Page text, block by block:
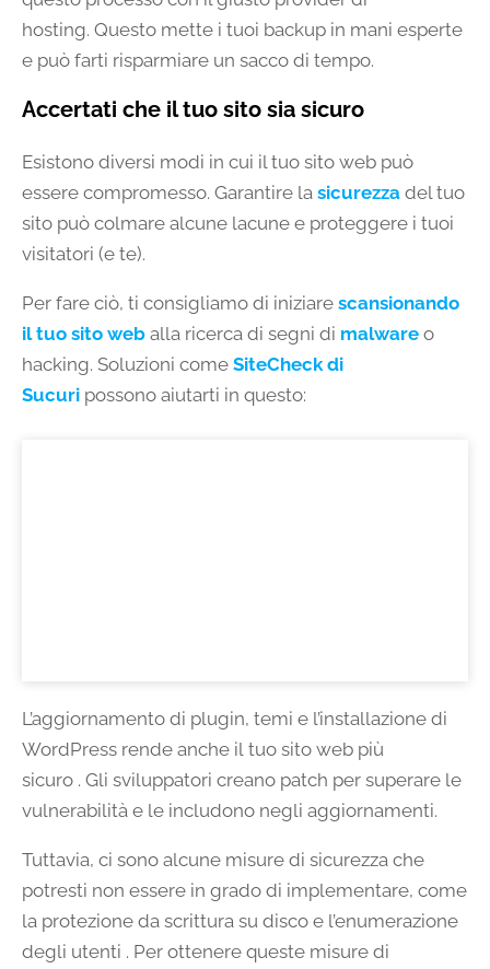
hosting. Questo mette i tuoi backup in mani esperte
e può farti risparmiare un sacco di tempo.
Accertati che il tuo sito sia sicuro
Esistono diversi modi in cui il tuo sito web può
essere compromesso. Garantire la sicurezza del tuo
sito può colmare alcune lacune e proteggere i tuoi
visitatori (e te).
Per fare ciò, ti consigliamo di iniziare scansionando
il tuo sito web alla ricerca di segni di malware o
hacking. Soluzioni come SiteCheck di
Sucuri possono aiutarti in questo:
L’aggiornamento di plugin, temi e l’installazione di
WordPress rende anche il tuo sito web più
sicuro . Gli sviluppatori creano patch per superare le
vulnerabilità e le includono negli aggiornamenti.
Tuttavia, ci sono alcune misure di sicurezza che
potresti non essere in grado di implementare, come
la protezione da scrittura su disco e l’enumerazione
degli utenti . Per ottenere queste misure di